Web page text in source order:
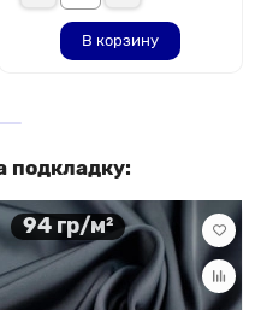
В корзину
подкладку:
94 гр/м²